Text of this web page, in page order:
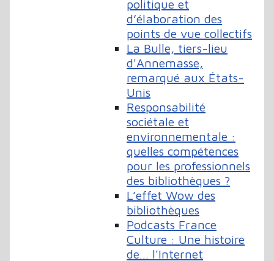
politique et
d’élaboration des
points de vue collectifs
La Bulle, tiers-lieu
d'Annemasse,
remarqué aux États-
Unis
Responsabilité
sociétale et
environnementale :
quelles compétences
pour les professionnels
des bibliothèques ?
L’effet Wow des
bibliothèques
Podcasts France
Culture : Une histoire
de… l'Internet